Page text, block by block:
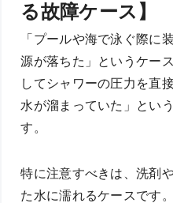
る故障ケース】
「プールや海で泳ぐ際に
源が落ちた」というケー
してシャワーの圧力を直
水が溜まっていた」とい
す。
特に注意すべきは、洗剤
た水に濡れるケースです。